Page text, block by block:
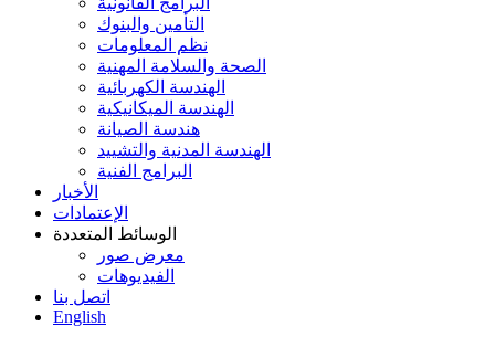
التأمين والبنوك
نظم المعلومات
الصحة والسلامة المهنية
الهندسة الكهربائية
الهندسة الميكانيكية
هندسة الصيانة
الهندسة المدنية والتشييد
البرامج الفنية
الأخبار
الإعتمادات
الوسائط المتعددة
معرض صور
الفيديوهات
اتصل بنا
English